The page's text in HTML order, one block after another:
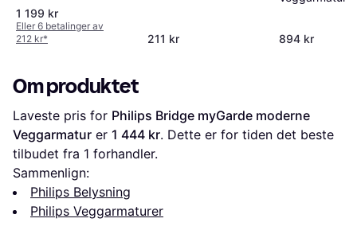
1 199 kr
Eller 6 betalinger av
212 kr* 211 kr 894 kr
Om produktet
Laveste pris for Philips Bridge myGarde moderne
Veggarmatur er 1 444 kr. Dette er for tiden det beste
tilbudet fra 1 forhandler.
Sammenlign:
Philips Belysning
Philips Veggarmaturer